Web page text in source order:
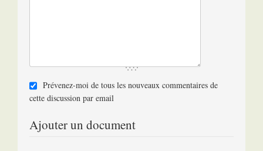
Prévenez-moi de tous les nouveaux commentaires de
cette discussion par email
Ajouter un document